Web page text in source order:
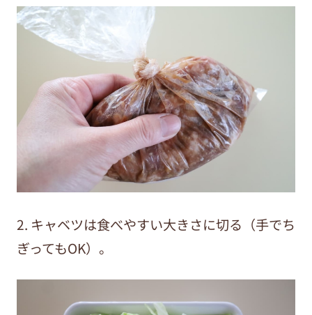
2. キャベツは食べやすい大きさに切る（手でち
ぎってもOK）。